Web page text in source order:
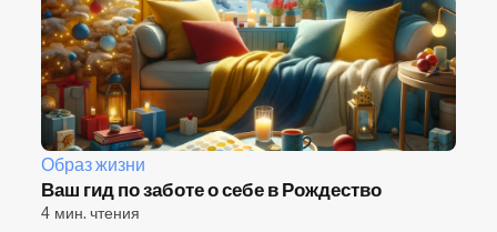
Образ жизни
Ваш гид по заботе о себе в Рождество
4 мин. чтения